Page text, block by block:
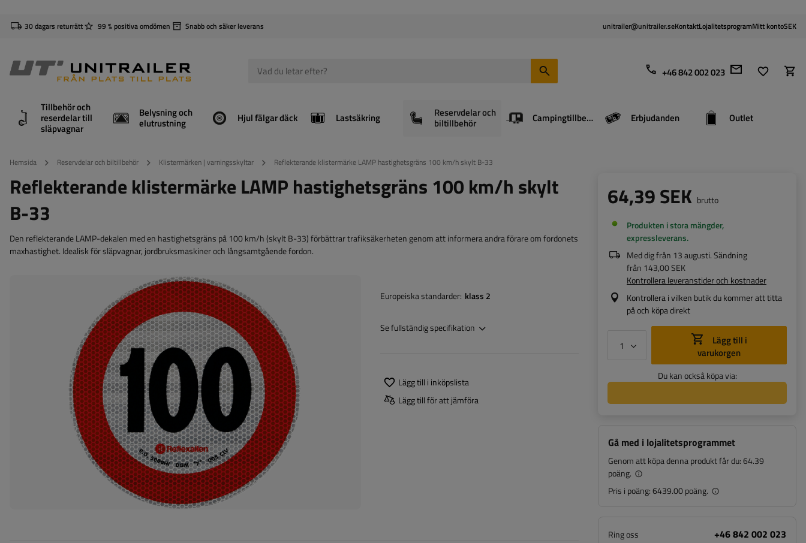
30 dagars returrätt 99 % positiva omdömen Snabb och säker leverans unitrailer@unitrailer.seKontaktLojalitetsprogramMitt kontoSEK
+46 842 002 023
Tillbehör och
reserdelar till
släpvagnar
Belysning och
elutrustning Hjul fälgar däck Lastsäkring Reservdelar och
biltillbehör Campingtillbehör Erbjudanden Outlet
Hemsida Reservdelar och biltillbehör Klistermärken | varningsskyltar Reflekterande klistermärke LAMP hastighetsgräns 100 km/h skylt B-33
Reflekterande klistermärke LAMP hastighetsgräns 100 km/h skylt
B-33
Den reflekterande LAMP-dekalen med en hastighetsgräns på 100 km/h (skylt B-33) förbättrar trafiksäkerheten genom att informera andra förare om fordonets
maxhastighet. Idealisk för släpvagnar, jordbruksmaskiner och långsamtgående fordon.
Europeiska standarder klass 2
Se fullständig specifikation
Lägg till i inköpslista
Lägg till för att jämföra
64,39 SEK brutto
Produkten i stora mängder,
expressleverans
Med dig från 13 augusti. Sändning
från 143,00 SEK
Kontrollera leveranstider och kostnader
Kontrollera i vilken butik du kommer att titta
på och köpa direkt
varukorgen
Du kan också köpa via:
Gå med i lojalitetsprogrammet
Genom att köpa denna produkt får du:64.39
poäng.
Pris i poäng:6439.00 poäng.
Ring oss +46 842 002 023